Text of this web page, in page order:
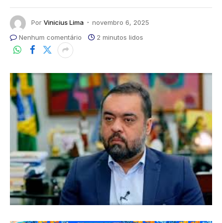
Por Vinicius Lima
novembro 6, 2025
Nenhum comentário
2 minutos lidos